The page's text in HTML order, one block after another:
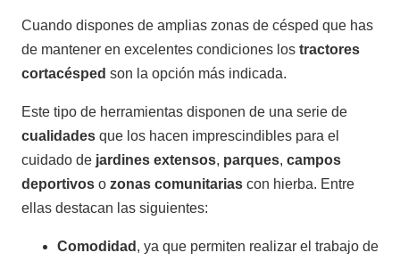
CATÁLOGOS
Productos
Cuando dispones de amplias zonas de césped que has
de mantener en excelentes condiciones los tractores
cortacésped son la opción más indicada.
Este tipo de herramientas disponen de una serie de
cualidades que los hacen imprescindibles para el
cuidado de jardines extensos, parques, campos
deportivos o zonas comunitarias con hierba. Entre
ellas destacan las siguientes:
Comodidad , ya que permiten realizar el trabajo de